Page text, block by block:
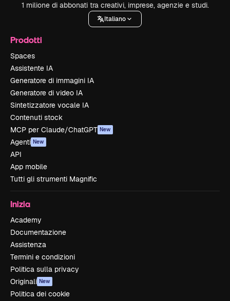
1 milione di abbonati tra creativi, imprese, agenzie e studi.
Italiano
Prodotti
Spaces
Assistente IA
Generatore di immagini IA
Generatore di video IA
Sintetizzatore vocale IA
Contenuti stock
MCP per Claude/ChatGPT New
Agenti New
API
App mobile
Tutti gli strumenti Magnific
Inizia
Academy
Documentazione
Assistenza
Termini e condizioni
Politica sulla privacy
Originali New
Politica dei cookie